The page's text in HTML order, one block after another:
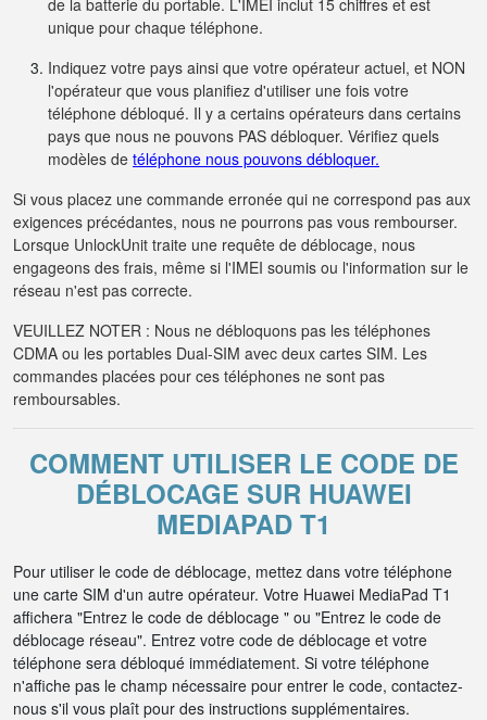
de la batterie du portable. L'IMEI inclut 15 chiffres et est
unique pour chaque téléphone.
Indiquez votre pays ainsi que votre opérateur actuel, et NON
l'opérateur que vous planifiez d'utiliser une fois votre
téléphone débloqué. Il y a certains opérateurs dans certains
pays que nous ne pouvons PAS débloquer. Vérifiez quels
modèles de téléphone nous pouvons débloquer.
Si vous placez une commande erronée qui ne correspond pas aux
exigences précédantes, nous ne pourrons pas vous rembourser.
Lorsque UnlockUnit traite une requête de déblocage, nous
engageons des frais, même si l'IMEI soumis ou l'information sur le
réseau n'est pas correcte.
VEUILLEZ NOTER : Nous ne débloquons pas les téléphones
CDMA ou les portables Dual-SIM avec deux cartes SIM. Les
commandes placées pour ces téléphones ne sont pas
remboursables.
COMMENT UTILISER LE CODE DE
DÉBLOCAGE SUR HUAWEI
MEDIAPAD T1
Pour utiliser le code de déblocage, mettez dans votre téléphone
une carte SIM d'un autre opérateur. Votre Huawei MediaPad T1
affichera "Entrez le code de déblocage " ou "Entrez le code de
déblocage réseau". Entrez votre code de déblocage et votre
téléphone sera débloqué immédiatement. Si votre téléphone
n'affiche pas le champ nécessaire pour entrer le code, contactez-
nous s'il vous plaît pour des instructions supplémentaires.